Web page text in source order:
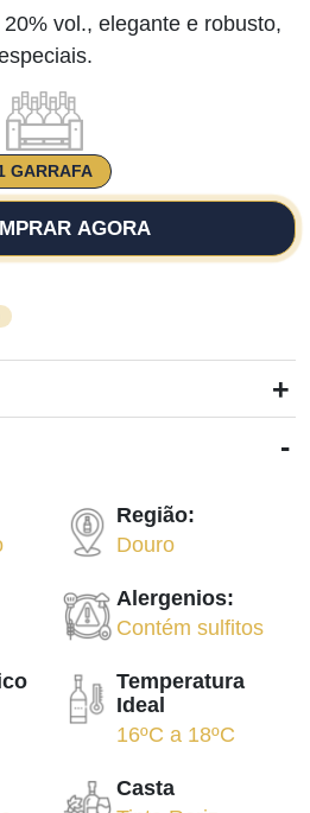
vol., elegante e robusto,
GARRAFA
AGORA
+
-
Região:
Douro
Alergenios:
Contém sulfitos
Temperatura
Ideal
16ºC a 18ºC
Casta